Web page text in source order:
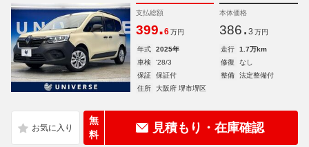
支払総額
399.6 万円
本体価格
386. 3 万円
年式 2025年 走行
1.7万km
車検
'28/3 修復
なし
保証
保証付 整備
法定整備付
住所
大阪府 堺市堺区
無
料
見積もり・在庫確認